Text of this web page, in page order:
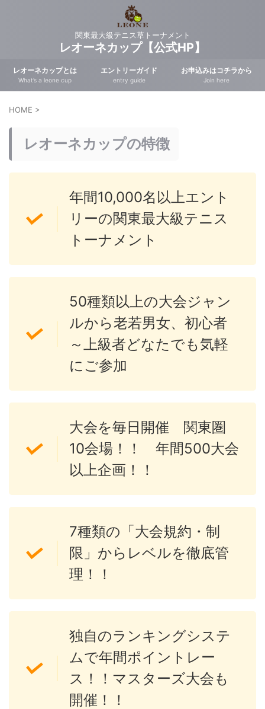
関東最大級テニス草トーナメント
レオーネカップ【公式HP】
レオーネカップとは
What’s a leone cup
エントリーガイド
entry guide
お申込みはコチラから
Join here
HOME >
レオーネカップの特徴
年間10,000名以上エント
リーの関東最大級テニス
トーナメント
50種類以上の大会ジャン
ルから老若男女、初心者
～上級者どなたでも気軽
にご参加
大会を毎日開催 関東圏
10会場！！ 年間500大会
以上企画！！
7種類の「大会規約・制
限」からレベルを徹底管
理！！
独自のランキングシステ
ムで年間ポイントレー
ス！！マスターズ大会も
開催！！